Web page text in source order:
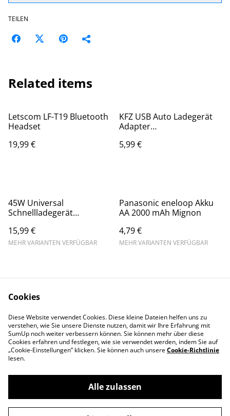
TEILEN
Related items
Letscom LF-T19 Bluetooth
Headset
19,99 €
KFZ USB Auto Ladegerät
Adapter
Ladestecker
5,99 €
45W Universal
Schnellladegerät
Plus/ Pro / Pro Max
15,99 €
MEHR VARIANTEN VERFÜGBAR
Panasonic eneloop Akku
AA 2000 mAh Mignon
4,79 €
MEHR VARIANTEN VERFÜGBAR
Kontakt
AGB
Privatsphäre und
Datenschutz
Versand
Impressum
©2026Star Handy24
Cookies
Diese Website verwendet Cookies. Diese kleine Dateien helfen uns zu
verstehen, wie Sie unsere Dienste nutzen, damit wir Ihre Erfahrung mit
SumUp noch weiter verbessern können. Sie können mehr über diese
Cookies erfahren und festlegen, wie sie verwendet werden, indem Sie auf
„Cookie-Einstellungen” klicken. Sie können auch unsereCookie-Richtlinie
lesen.
Alle zulassen